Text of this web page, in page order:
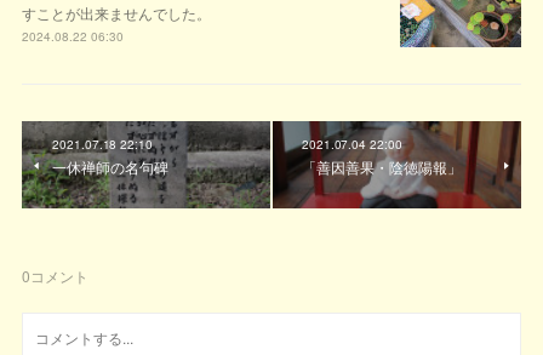
すことが出来ませんでした。
2024.08.22 06:30
2021.07.18 22:10
一休禅師の名句碑
2021.07.04 22:00
「善因善果・陰徳陽報」
0コメント